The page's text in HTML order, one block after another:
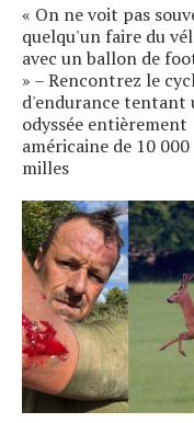
« On ne voit pas
quelqu'un faire du
avec un ballon de
» – Rencontrez le
d'endurance tentant
odyssée entièrement
américaine de 10 000
milles